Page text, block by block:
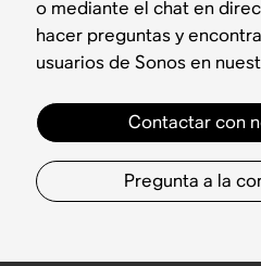
o mediante el chat en
hacer preguntas y
usuarios de Sonos en
Contactar con
Pregunta a la